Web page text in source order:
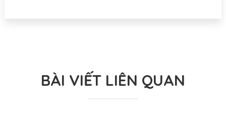
BÀI VIẾT LIÊN QUAN